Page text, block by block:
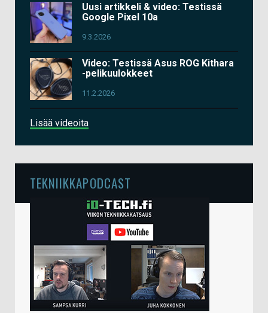
Uusi artikkeli & video: Testissä
Google Pixel 10a
9.3.2026
Video: Testissä Asus ROG Kithara
-pelikuulokkeet
11.2.2026
Lisää videoita
TEKNIIKKAPODCAST